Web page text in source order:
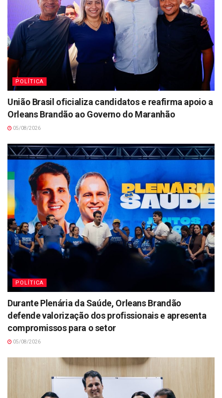
POLÍTICA
União Brasil oficializa candidatos e reafirma apoio a
Orleans Brandão ao Governo do Maranhão
05/08/2026
POLÍTICA
Durante Plenária da Saúde, Orleans Brandão
defende valorização dos profissionais e apresenta
compromissos para o setor
05/08/2026